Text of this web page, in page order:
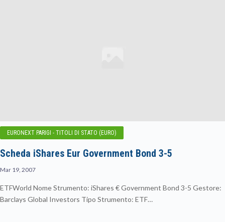
EURONEXT PARIGI - TITOLI DI STATO (EURO)
Scheda iShares Eur Government Bond 3-5
Mar 19, 2007
ETFWorld Nome Strumento: iShares € Government Bond 3-5 Gestore:
Barclays Global Investors Tipo Strumento: ETF…